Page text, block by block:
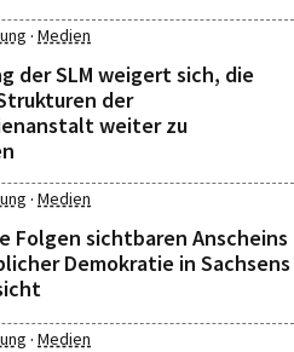
· Medien
der SLM weigert sich, die
der
weiter zu
· Medien
Folgen sichtbaren Anscheins
Demokratie in Sachsens
· Medien